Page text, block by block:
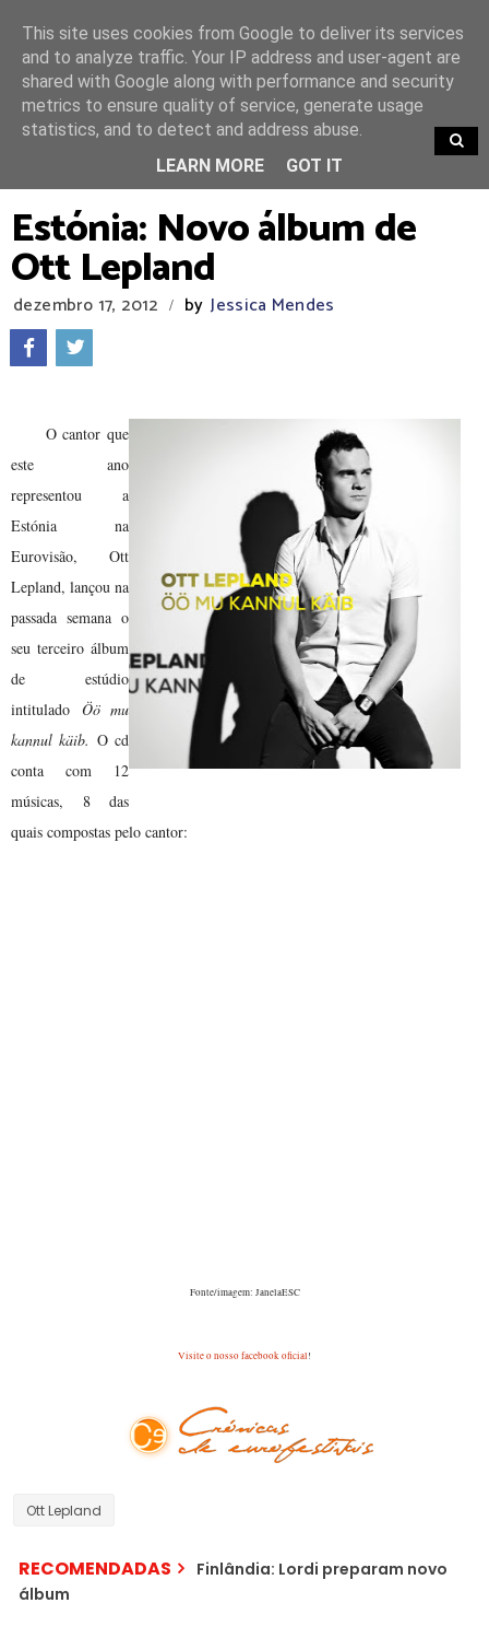
TRENDING
Estónia: Novo álbum de
Ott Lepland
dezembro 17, 2012 / by Jessica Mendes
O cantor que
este ano
representou a
Estónia na
Eurovisão, Ott
Lepland, lançou na
passada semana o
seu terceiro álbum
de estúdio
intitulado Öö mu
kannul käib. O cd
conta com 12
músicas, 8 das
quais compostas pelo cantor:
Fonte/imagem: JanelaESC
Visite o nosso facebook oficial!
Ott Lepland
RECOMENDADAS
Finlândia: Lordi preparam novo
álbum
This site uses cookies from Google to deliver its services
and to analyze traffic. Your IP address and user-agent are
shared with Google along with performance and security
metrics to ensure quality of service, generate usage
statistics, and to detect and address abuse.
LEARN MORE
GOT IT